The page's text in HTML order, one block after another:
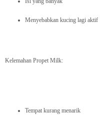
Menyebabkan kucing lagi aktif
Kelemahan Propet Milk:
Tempat kurang menarik